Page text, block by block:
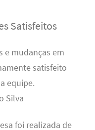
Satisfeitos
e mudanças em
satisfeito
equipe.
Silva
foi realizada de